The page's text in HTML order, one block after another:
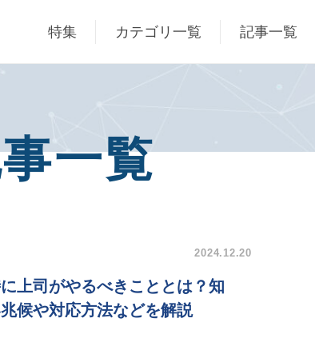
特集 カテゴリ一覧 記事一覧
一覧
2024.12.20
上司がやるべきこととは？知
候や対応方法などを解説